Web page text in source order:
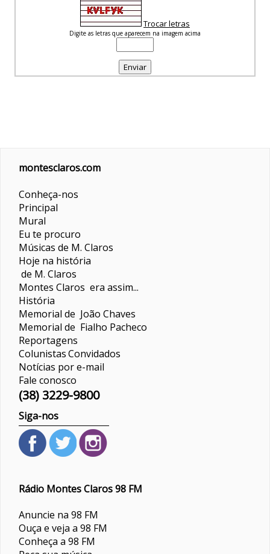
Trocar letras
Digite as letras que aparecem na imagem acima
montesclaros.com
Conheça-nos
Principal
Mural
Eu te procuro
Músicas de M. Claros
Hoje na história
de M. Claros
Montes Claros era assim...
História
Memorial de João Chaves
Memorial de Fialho Pacheco
Reportagens
ColunistasConvidados
Notícias por e-mail
Fale conosco
(38) 3229-9800
Siga-nos
Rádio Montes Claros 98 FM
Anuncie na 98 FM
Ouça e veja a 98 FM
Conheça a 98 FM